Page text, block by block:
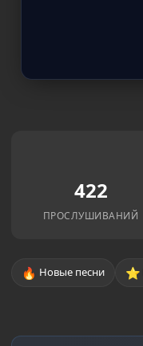
422
ПРОСЛУШИВАНИЙ
🔥 Новые песни ⭐